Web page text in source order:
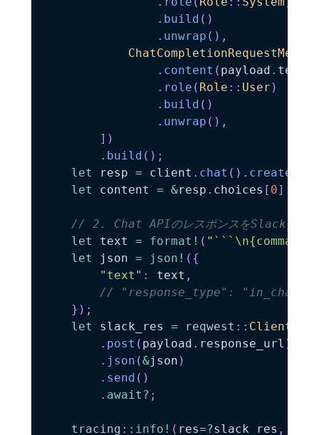
. build ( )
. unwrap ( ) ,
. content ( payload . text
. role ( Role :: User )
. build ( )
. unwrap ( ) ,
] )
. build ( ) ;
let
resp = client . chat ( ) . create
let
content = &resp . choices [ 0] .
// 2. Chat APIのレスポンスをSlack投稿
let
text = format! (
let
json = json! ( {
"text" : text ,
// "response_type": "in_channel" //
} ) ;
let
slack_res = reqwest :: Client
. post ( payload . response_url )
. json (&json )
. send ( )
. await ? ;
tracing :: info! ( res=?slack_res ,